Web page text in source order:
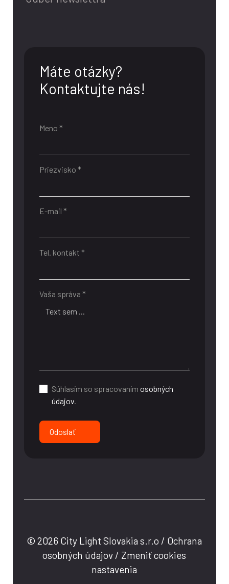
Máte otázky?
Kontaktujte nás!
Meno *
Priezvisko *
E-mail *
Tel. kontakt *
Vaša správa *
Súhlasím so spracovanímosobných
údajov.
Odoslať
© 2026 City Light Slovakia s.r.o / Ochrana
osobných údajov / Zmeniť cookies
nastavenia